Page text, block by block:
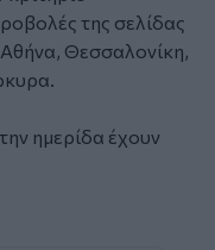
της σελίδας
Θεσσαλονίκη,
ημερίδα έχουν